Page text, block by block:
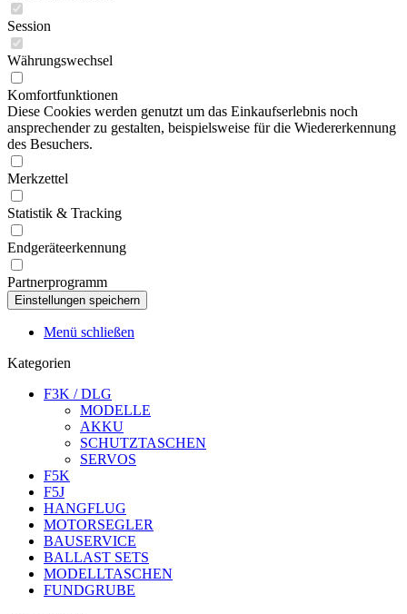
Session
Währungswechsel
Komfortfunktionen
Diese Cookies werden genutzt um das Einkaufserlebnis noch
ansprechender zu gestalten, beispielsweise für die Wiedererkennung
des Besuchers.
Merkzettel
Statistik & Tracking
Endgeräteerkennung
Partnerprogramm
Menü schließen
Kategorien
F3K / DLG
MODELLE
AKKU
SCHUTZTASCHEN
SERVOS
F5K
F5J
HANGFLUG
MOTORSEGLER
BAUSERVICE
BALLAST SETS
MODELLTASCHEN
FUNDGRUBE